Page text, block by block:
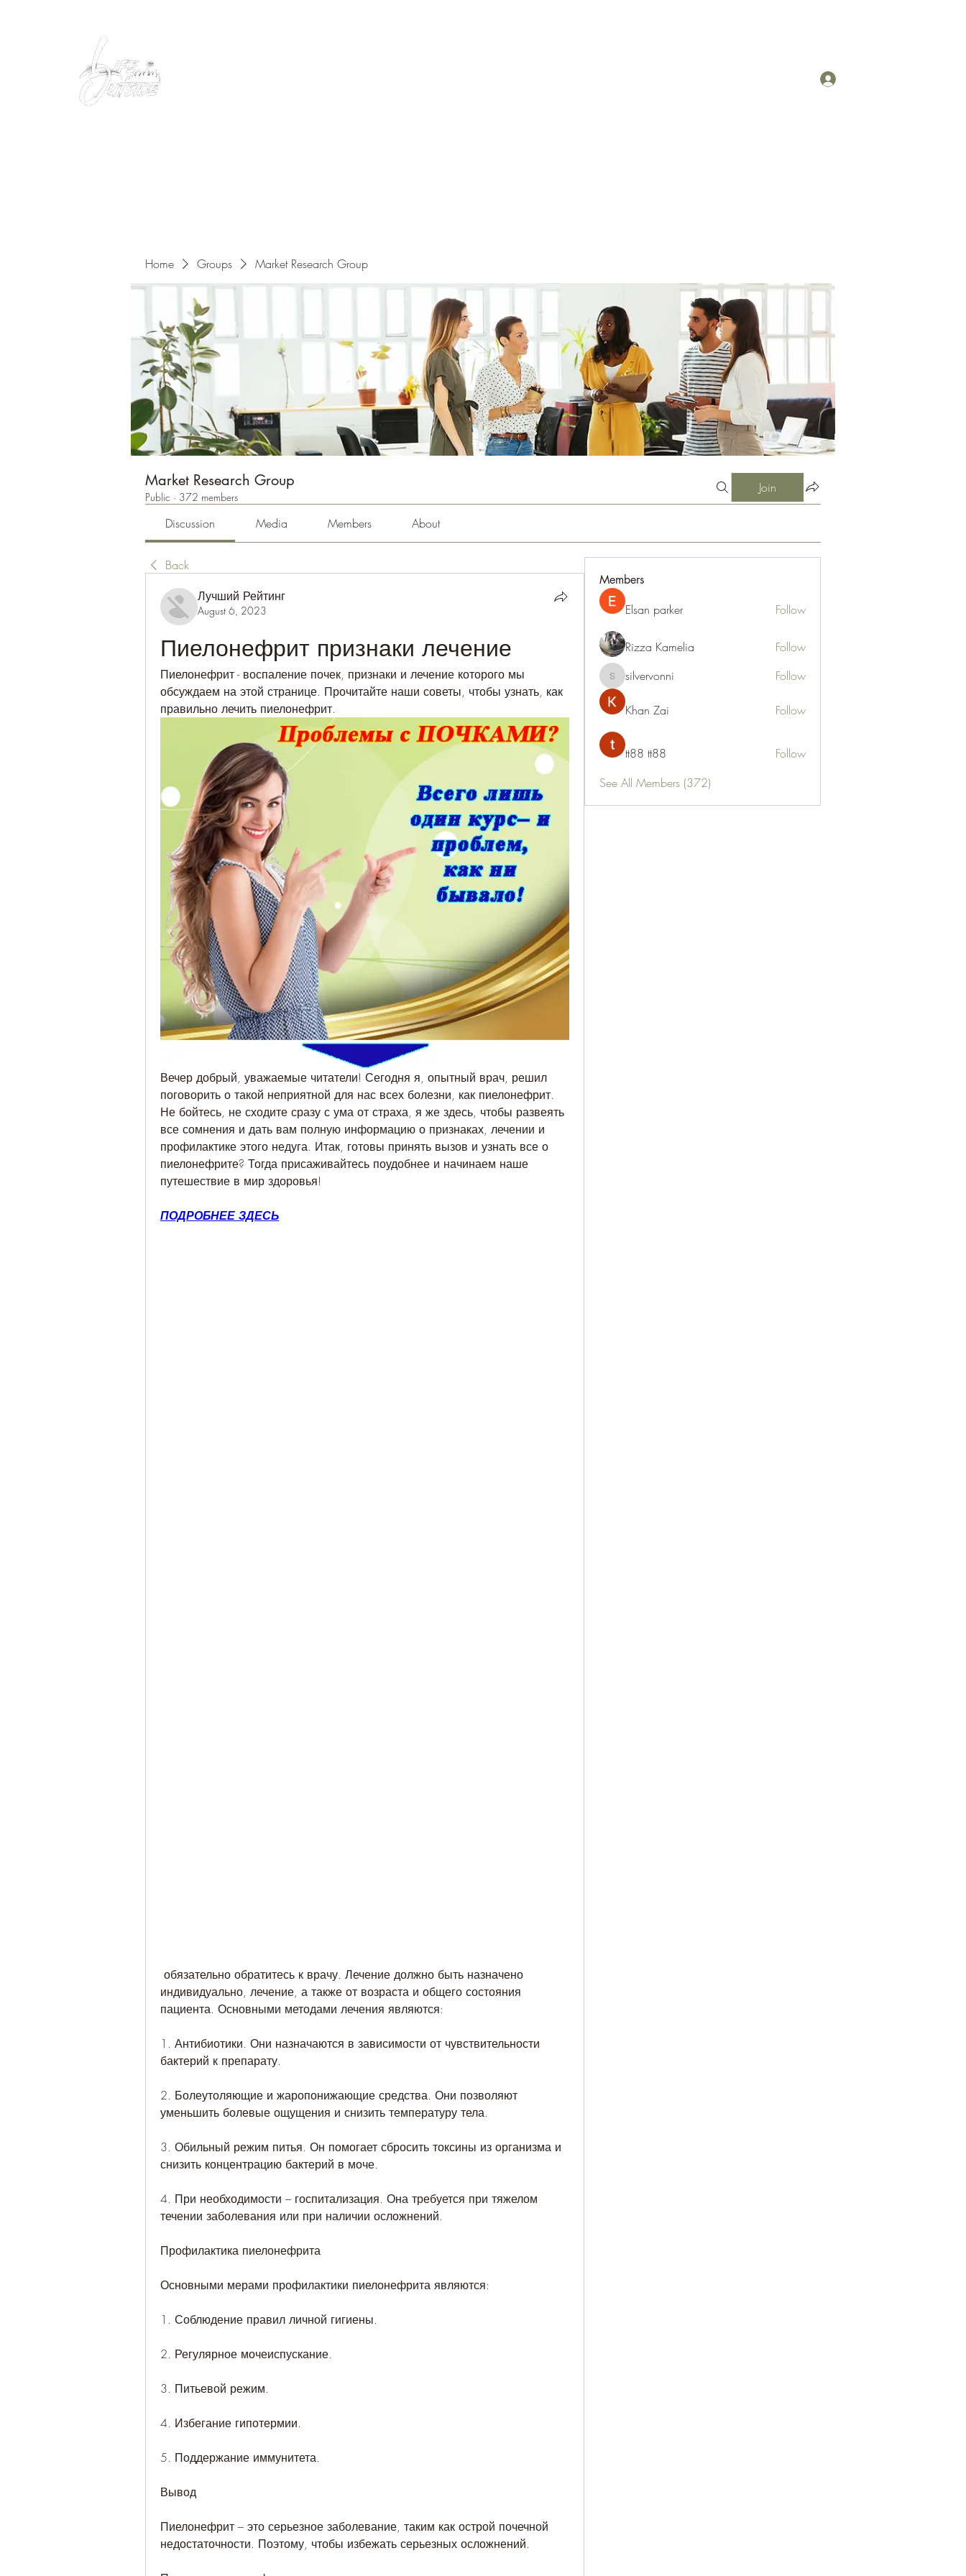
Home Groups Market Research Group
Market Research Group
Public · 372 members
Join
Discussion Media Members About
Back
Лучший Рейтинг
August 6, 2023
Пиелонефрит признаки лечение
Пиелонефрит - воспаление почек, признаки и лечение которого мы
обсуждаем на этой странице. Прочитайте наши советы, чтобы узнать, как
правильно лечить пиелонефрит.
Вечер добрый, уважаемые читатели! Сегодня я, опытный врач, решил
поговорить о такой неприятной для нас всех болезни, как пиелонефрит.
Не бойтесь, не сходите сразу с ума от страха, я же здесь, чтобы развеять
все сомнения и дать вам полную информацию о признаках, лечении и
профилактике этого недуга. Итак, готовы принять вызов и узнать все о
пиелонефрите? Тогда присаживайтесь поудобнее и начинаем наше
путешествие в мир здоровья!
ПОДРОБНЕЕ ЗДЕСЬ
индивидуально, лечение, а также от возраста и общего состояния
пациента. Основными методами лечения являются:
1. Антибиотики. Они назначаются в зависимости от чувствительности
бактерий к препарату.
2. Болеутоляющие и жаропонижающие средства. Они позволяют
уменьшить болевые ощущения и снизить температуру тела.
3. Обильный режим питья. Он помогает сбросить токсины из организма и
снизить концентрацию бактерий в моче.
4. При необходимости – госпитализация. Она требуется при тяжелом
течении заболевания или при наличии осложнений.
Профилактика пиелонефрита
Основными мерами профилактики пиелонефрита являются:
1. Соблюдение правил личной гигиены.
2. Регулярное мочеиспускание.
3. Питьевой режим.
4. Избегание гипотермии.
5. Поддержание иммунитета.
Вывод
Пиелонефрит – это серьезное заболевание, таким как острой почечной
недостаточности. Поэтому, чтобы избежать серьезных осложнений.
Members
Elsan parker Follow
Rizza Kamelia Follow
silvervonni
silvervonni Follow
Khan Zai Follow
tt88 tt88
Follow
See All Members (372)